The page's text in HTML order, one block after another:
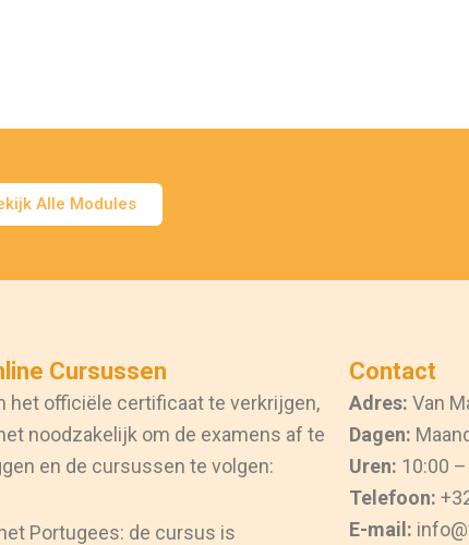
Alle Modules
Cursussen
het officiële certificaat te verkrijgen,
noodzakelijk om de examens af te
en de cursussen te volgen:
Portugees: de cursus is
Contact
Adres: Van
Dagen:
Uren: 10:00
Telefoon:
E-mail: